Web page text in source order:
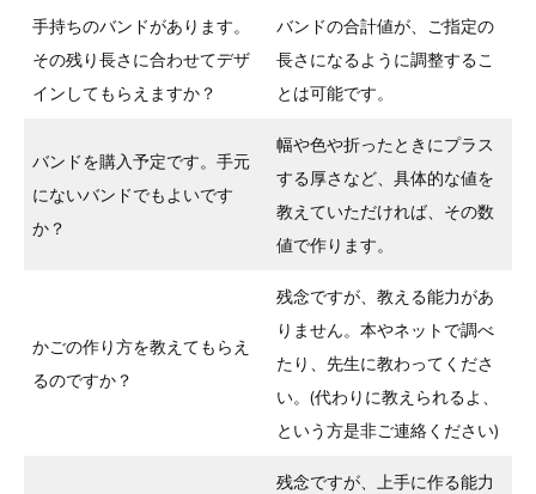
手持ちのバンドがあります。
その残り長さに合わせてデザ
インしてもらえますか？
バンドの合計値が、ご指定の
長さになるように調整するこ
とは可能です。
バンドを購入予定です。手元
にないバンドでもよいです
か？
幅や色や折ったときにプラス
する厚さなど、具体的な値を
教えていただければ、その数
値で作ります。
かごの作り方を教えてもらえ
るのですか？
残念ですが、教える能力があ
りません。本やネットで調べ
たり、先生に教わってくださ
い。(代わりに教えられるよ、
という方是非ご連絡ください)
残念ですが、上手に作る能力